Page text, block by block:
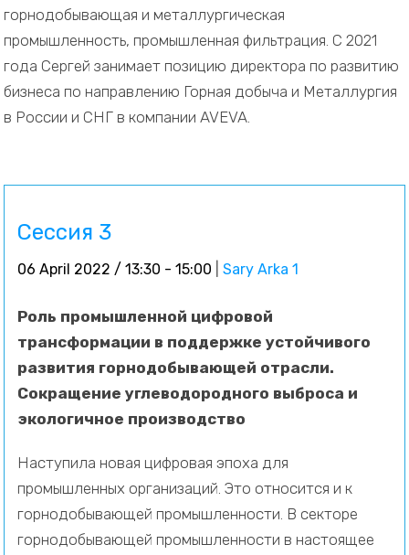
горнодобывающая и металлургическая
промышленность, промышленная фильтрация. С 2021
года Сергей занимает позицию директора по развитию
бизнеса по направлению Горная добыча и Металлургия
в России и СНГ в компании AVEVA.
Сессия 3
06 April 2022 / 13:30 - 15:00 |Sary Arka 1
Роль промышленной цифровой
трансформации в поддержке устойчивого
развития горнодобывающей отрасли.
Сокращение углеводородного выброса и
экологичное производство
Наступила новая цифровая эпоха для
промышленных организаций. Это относится и к
горнодобывающей промышленности. В секторе
горнодобывающей промышленности в настоящее